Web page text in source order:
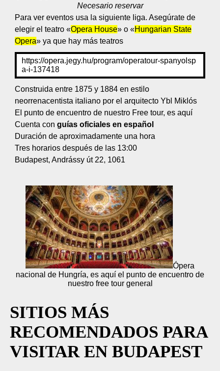
Necesario reservar
Para ver eventos usa la siguiente liga. Asegúrate de
elegir el teatro «Opera House» o «Hungarian State
Opera» ya que hay más teatros
https://opera.jegy.hu/program/operatour-spanyolsp
a-i-137418
Construida entre 1875 y 1884 en estilo
neorrenacentista italiano por el arquitecto Ybl Miklós
El punto de encuentro de nuestro Free tour, es aquí
Cuenta con guías oficiales en español
Duración de aproximadamente una hora
Tres horarios después de las 13:00
Budapest, Andrássy út 22, 1061
Ópera
nacional de Hungría, es aquí el punto de encuentro de
nuestro free tour general
SITIOS MÁS
RECOMENDADOS PARA
VISITAR EN BUDAPEST